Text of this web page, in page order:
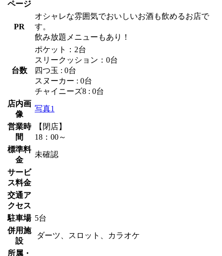
ページ
PR
オシャレな雰囲気でおいしいお酒も飲めるお店で
す。
飲み放題メニューもあり！
台数
ポケット：2台
スリークッション：0台
四つ玉 : 0台
スヌーカー : 0台
チャイニーズ8 : 0台
店内画
像
写真1
営業時
間
【閉店】
18：00～
標準料
金
未確認
サービ
ス料金
交通ア
クセス
駐車場 5台
併用施
設
ダーツ、スロット、カラオケ
所属・